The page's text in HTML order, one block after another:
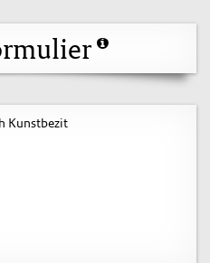
Kunstbezit